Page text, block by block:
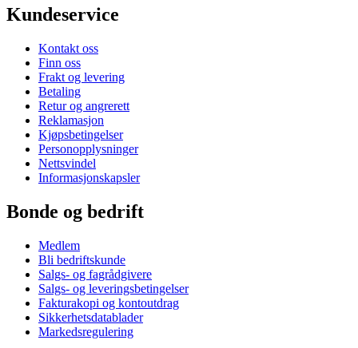
Kundeservice
Kontakt oss
Finn oss
Frakt og levering
Betaling
Retur og angrerett
Reklamasjon
Kjøpsbetingelser
Personopplysninger
Nettsvindel
Informasjonskapsler
Bonde og bedrift
Medlem
Bli bedriftskunde
Salgs- og fagrådgivere
Salgs- og leveringsbetingelser
Fakturakopi og kontoutdrag
Sikkerhetsdatablader
Markedsregulering